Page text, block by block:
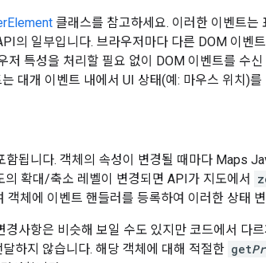
클래스를 참고하세요. 이러한 이벤트
의 일부입니다. 브라우저마다 다른 DOM 이벤
저 특성을 처리할 필요 없이 DOM 이벤트를 수
대개 이벤트 내에서 UI 상태(예: 마우스 위치)
함됩니다. 객체의 속성이 변경될 때마다 Maps
의 확대/축소 레벨이 변경되면 API가 지도에서
객체에 이벤트 핸들러를 등록하여 이러한 상태
사항은 비슷해 보일 수도 있지만 코드에서 다
하지 않습니다. 해당 객체에 대해 적절한 get